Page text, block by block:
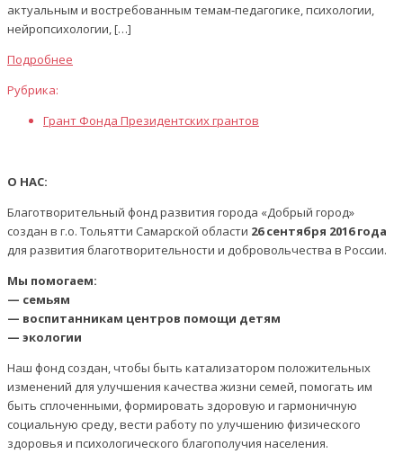
актуальным и востребованным темам-педагогике, психологии,
нейропсихологии, […]
Подробнее
Рубрика:
Грант Фонда Президентских грантов
О НАС:
Благотворительный фонд развития города «Добрый город»
создан в г.о. Тольятти Самарской области 26 сентября 2016 года
для развития благотворительности и добровольчества в России.
Мы помогаем:
— семьям
— воспитанникам центров помощи детям
— экологии
Наш фонд создан, чтобы быть катализатором положительных
изменений для улучшения качества жизни семей, помогать им
быть сплоченными, формировать здоровую и гармоничную
социальную среду, вести работу по улучшению физического
здоровья и психологического благополучия населения.